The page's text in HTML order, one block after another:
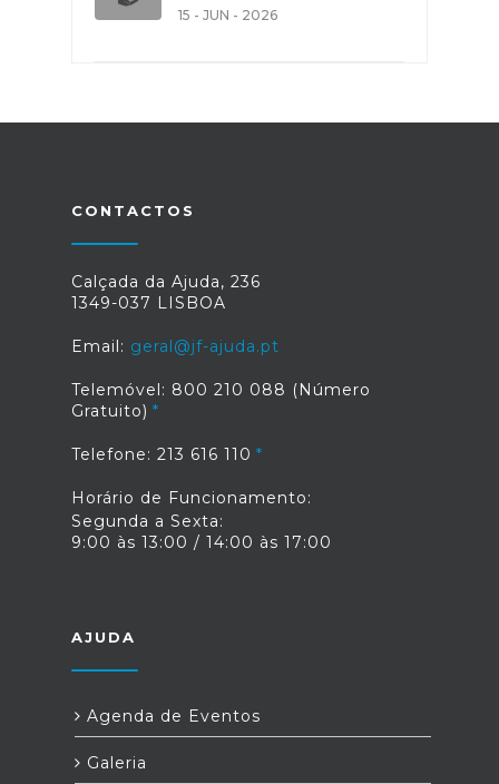
15 - JUN - 2026
CONTACTOS
Calçada da Ajuda, 236
1349-037 LISBOA
Email: geral@jf-ajuda.pt
Telemóvel: 800 210 088 (Número
Gratuito)
Telefone: 213 616 110
Horário de Funcionamento:
Segunda a Sexta:
9:00 às 13:00 / 14:00 às 17:00
AJUDA
Agenda de Eventos
Galeria